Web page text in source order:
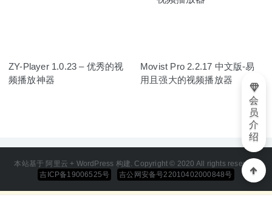
ZY-Player 1.0.23 – 优秀的视
频播放神器
Movist Pro 2.2.17 中文版-易
用且强大的视频播放器
本站基于 阿里云 + WordPress 构建. Copyright © 2020 All rights reserved
吉ICP备19006525号
吉公网安备号22010402000848号
会
员
介
绍